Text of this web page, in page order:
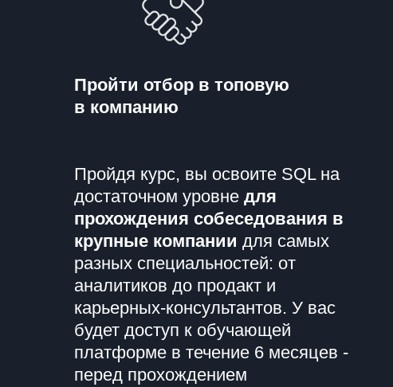
Пройти отбор в топовую
в компанию
Пройдя курс, вы освоите SQL на
достаточном уровне для
прохождения собеседования в
крупные компании для самых
разных специальностей: от
аналитиков до продакт и
карьерных-консультантов. У вас
будет доступ к обучающей
платформе в течение 6 месяцев -
перед прохождением